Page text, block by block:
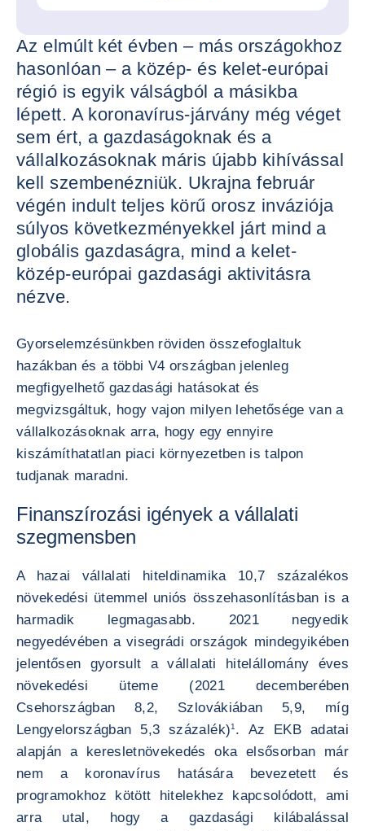
Az elmúlt két évben – más országokhoz
hasonlóan – a közép- és kelet-európai
régió is egyik válságból a másikba
lépett. A koronavírus-járvány még véget
sem ért, a gazdaságoknak és a
vállalkozásoknak máris újabb kihívással
kell szembenézniük. Ukrajna február
végén indult teljes körű orosz inváziója
súlyos következményekkel járt mind a
globális gazdaságra, mind a kelet-
közép-európai gazdasági aktivitásra
nézve.
Gyorselemzésünkben röviden összefoglaltuk
hazákban és a többi V4 országban jelenleg
megfigyelhető gazdasági hatásokat és
megvizsgáltuk, hogy vajon milyen lehetősége van a
vállalkozásoknak arra, hogy egy ennyire
kiszámíthatatlan piaci környezetben is talpon
tudjanak maradni.
Finanszírozási igények a vállalati
szegmensben
A hazai vállalati hiteldinamika 10,7 százalékos
növekedési ütemmel uniós összehasonlításban is a
harmadik legmagasabb. 2021 negyedik
negyedévében a visegrádi országok mindegyikében
jelentősen gyorsult a vállalati hitelállomány éves
növekedési üteme (2021 decemberében
Csehországban 8,2, Szlovákiában 5,9, míg
Lengyelországban 5,3 százalék)1 . Az EKB adatai
alapján a keresletnövekedés oka elsősorban már
nem a koronavírus hatására bevezetett és
programokhoz kötött hitelekhez kapcsolódott, ami
arra utal, hogy a gazdasági kilábalással